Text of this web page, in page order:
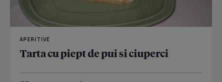
APERITIVE
Tarta cu piept de pui si ciuperci